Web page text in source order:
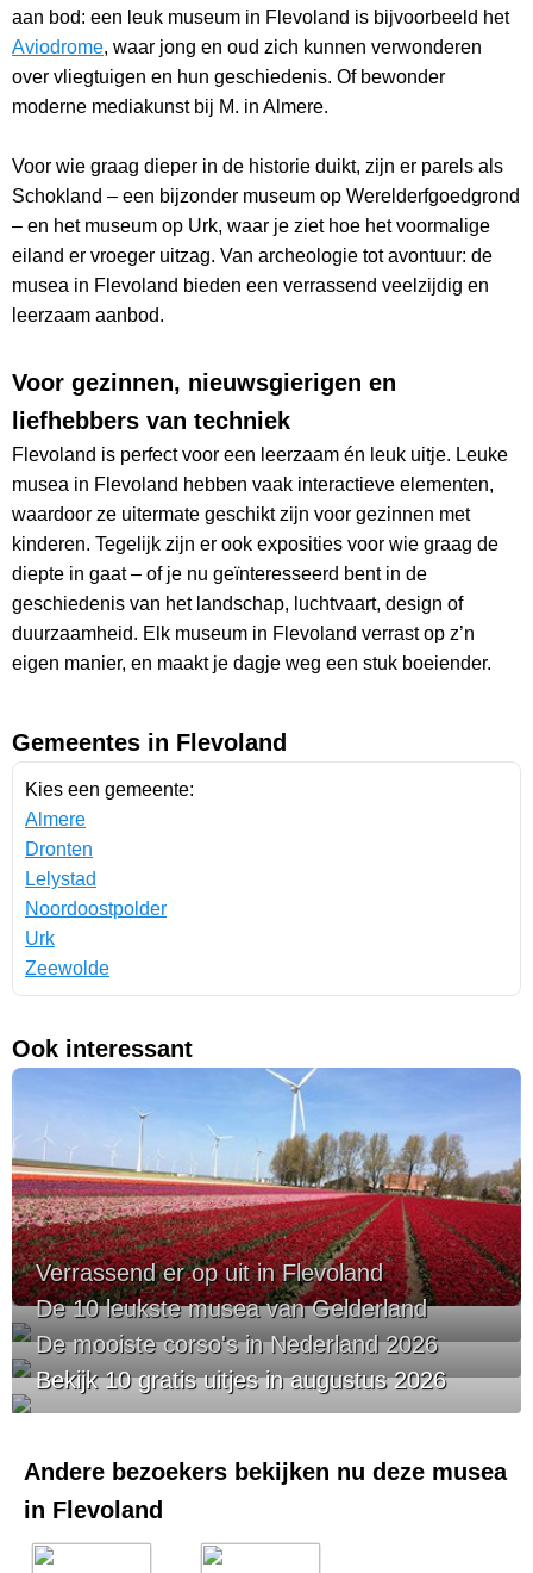
aan bod: een leuk museum in Flevoland is bijvoorbeeld het
Aviodrome, waar jong en oud zich kunnen verwonderen
over vliegtuigen en hun geschiedenis. Of bewonder
moderne mediakunst bij M. in Almere.
Voor wie graag dieper in de historie duikt, zijn er parels als
Schokland – een bijzonder museum op Werelderfgoedgrond
– en het museum op Urk, waar je ziet hoe het voormalige
eiland er vroeger uitzag. Van archeologie tot avontuur: de
musea in Flevoland bieden een verrassend veelzijdig en
leerzaam aanbod.
Voor gezinnen, nieuwsgierigen en
liefhebbers van techniek
Flevoland is perfect voor een leerzaam én leuk uitje. Leuke
musea in Flevoland hebben vaak interactieve elementen,
waardoor ze uitermate geschikt zijn voor gezinnen met
kinderen. Tegelijk zijn er ook exposities voor wie graag de
diepte in gaat – of je nu geïnteresseerd bent in de
geschiedenis van het landschap, luchtvaart, design of
duurzaamheid. Elk museum in Flevoland verrast op z’n
eigen manier, en maakt je dagje weg een stuk boeiender.
Gemeentes in Flevoland
Kies een gemeente:
Almere
Dronten
Lelystad
Noordoostpolder
Urk
Zeewolde
Ook interessant
Verrassend er op uit in Flevoland
De 10 leukste musea van Gelderland
De mooiste corso's in Nederland 2026
Bekijk 10 gratis uitjes in augustus 2026
Andere bezoekers bekijken nu deze musea
in Flevoland